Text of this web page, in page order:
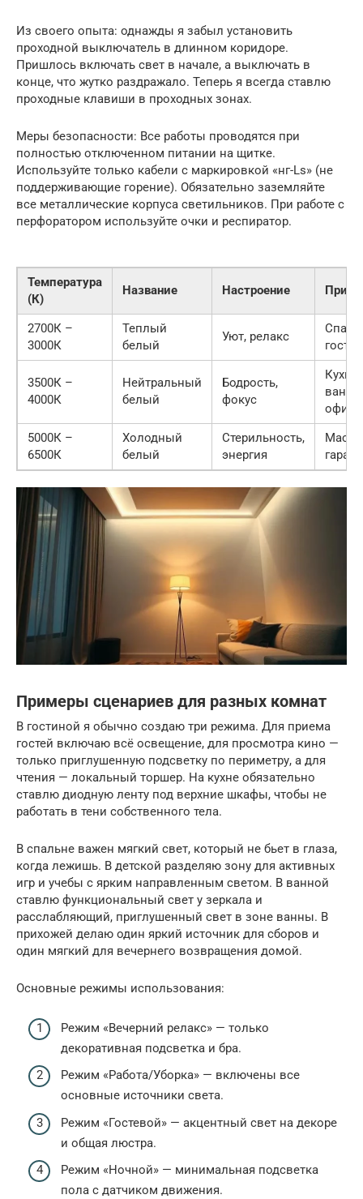
Из своего опыта: однажды я забыл установить
проходной выключатель в длинном коридоре.
Пришлось включать свет в начале, а выключать в
конце, что жутко раздражало. Теперь я всегда ставлю
проходные клавиши в проходных зонах.
Меры безопасности: Все работы проводятся при
полностью отключенном питании на щитке.
Используйте только кабели с маркировкой «нг-Ls» (не
поддерживающие горение). Обязательно заземляйте
все металлические корпуса светильников. При работе с
перфоратором используйте очки и респиратор.
Температура
(К)
Название Настроение
2700К –
3000К
Теплый
белый
Уют, релакс
3500К –
4000К
Нейтральный
белый
Бодрость,
фокус
Кухня,
офис
5000К –
6500К
Холодный
белый
Стерильность,
энергия
гараж
Примеры сценариев для разных комнат
В гостиной я обычно создаю три режима. Для приема
гостей включаю всё освещение, для просмотра кино —
только приглушенную подсветку по периметру, а для
чтения — локальный торшер. На кухне обязательно
ставлю диодную ленту под верхние шкафы, чтобы не
работать в тени собственного тела.
В спальне важен мягкий свет, который не бьет в глаза,
когда лежишь. В детской разделяю зону для активных
игр и учебы с ярким направленным светом. В ванной
ставлю функциональный свет у зеркала и
расслабляющий, приглушенный свет в зоне ванны. В
прихожей делаю один яркий источник для сборов и
один мягкий для вечернего возвращения домой.
Основные режимы использования:
Режим «Вечерний релакс» — только
декоративная подсветка и бра.
Режим «Работа/Уборка» — включены все
основные источники света.
Режим «Гостевой» — акцентный свет на декоре
и общая люстра.
Режим «Ночной» — минимальная подсветка
пола с датчиком движения.